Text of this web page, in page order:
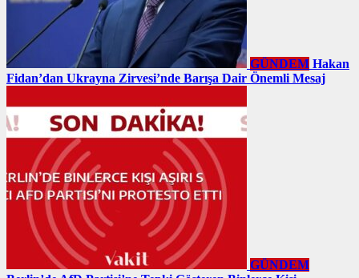
GÜNDEM Hakan
Fidan’dan Ukrayna Zirvesi’nde Barışa Dair Önemli Mesaj
GÜNDEM